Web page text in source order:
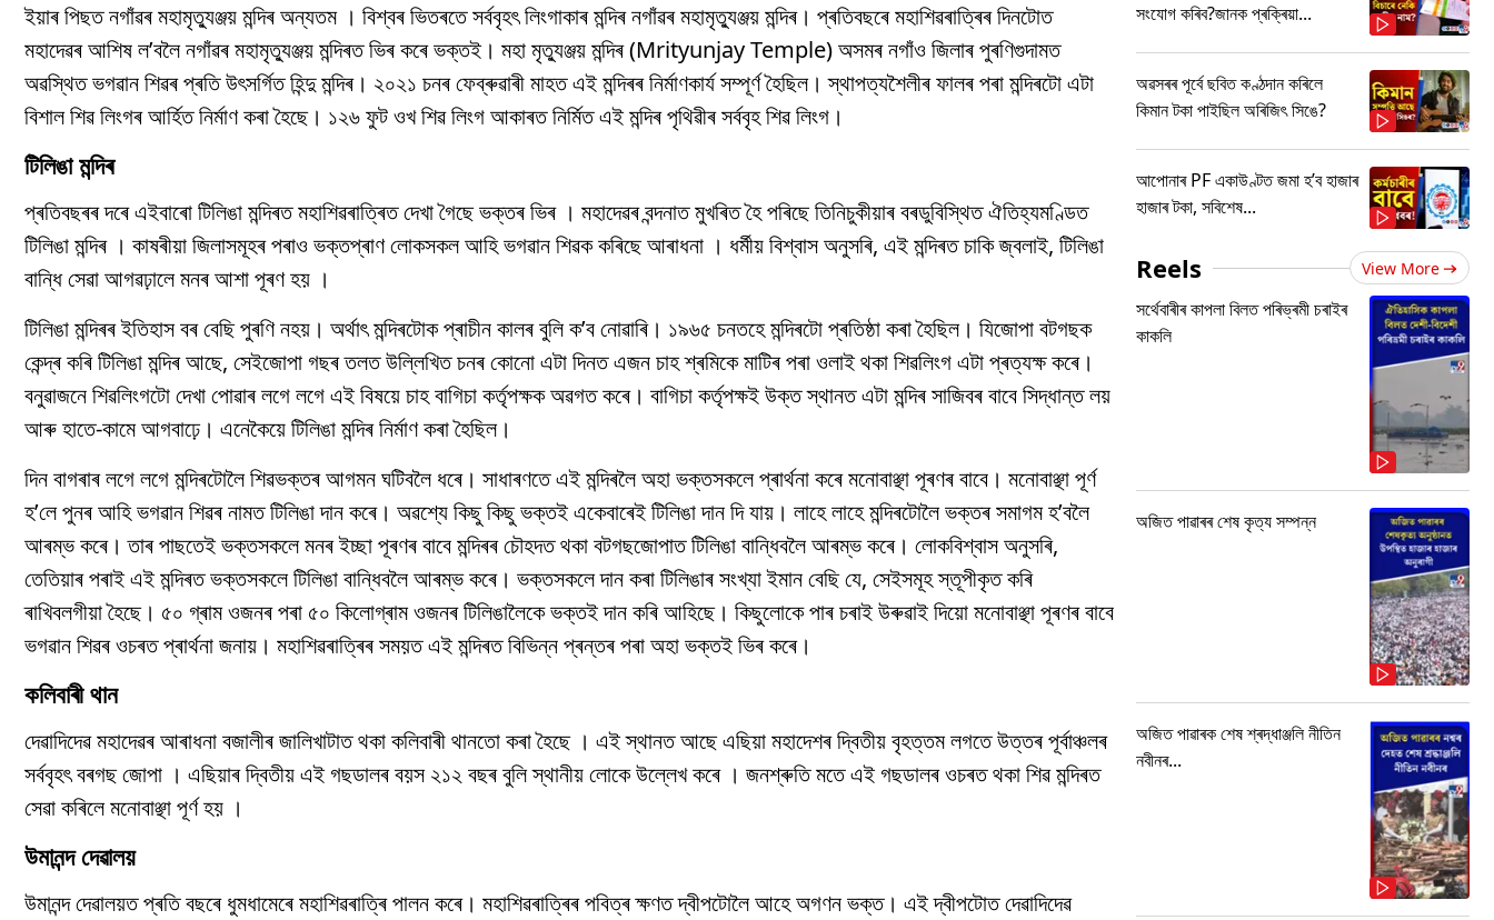
ইয়াৰ পিছত নগাঁৱৰ মহামৃত্যুঞ্জয় মন্দিৰ অন্যতম । বিশ্বৰ ভিতৰতে সৰ্ববৃহৎ লিংগাকাৰ মন্দিৰ নগাঁৱৰ মহামৃত্যুঞ্জয় মন্দিৰ। প্ৰতিবছৰে মহাশিৱৰাত্ৰিৰ দিনটোত
মহাদেৱৰ আশিষ ল’বলৈ নগাঁৱৰ মহামৃত্যুঞ্জয় মন্দিৰত ভিৰ কৰে ভক্তই। মহা মৃত্যুঞ্জয় মন্দিৰ (Mrityunjay Temple) অসমৰ নগাঁও জিলাৰ পুৰণিগুদামত
অৱস্থিত ভগৱান শিৱৰ প্ৰতি উৎসৰ্গিত হিন্দু মন্দিৰ। ২০২১ চনৰ ফেব্ৰুৱাৰী মাহত এই মন্দিৰৰ নিৰ্মাণকাৰ্য সম্পূৰ্ণ হৈছিল। স্থাপত্যশৈলীৰ ফালৰ পৰা মন্দিৰটো এটা
বিশাল শিৱ লিংগৰ আৰ্হিত নিৰ্মাণ কৰা হৈছে। ১২৬ ফুট ওখ শিৱ লিংগ আকাৰত নিৰ্মিত এই মন্দিৰ পৃথিৱীৰ সৰ্ববৃহ শিৱ লিংগ।
টিলিঙা মন্দিৰ
প্ৰতিবছৰৰ দৰে এইবাৰো টিলিঙা মন্দিৰত মহাশিৱৰাত্ৰিত দেখা গৈছে ভক্তৰ ভিৰ । মহাদেৱৰ বন্দনাত মুখৰিত হৈ পৰিছে তিনিচুকীয়াৰ বৰডুবিস্থিত ঐতিহ্যমণ্ডিত
টিলিঙা মন্দিৰ । কাষৰীয়া জিলাসমূহৰ পৰাও ভক্তপ্ৰাণ লোকসকল আহি ভগৱান শিৱক কৰিছে আৰাধনা । ধৰ্মীয় বিশ্বাস অনুসৰি, এই মন্দিৰত চাকি জ্বলাই, টিলিঙা
বান্ধি সেৱা আগৱঢ়ালে মনৰ আশা পূৰণ হয় ।
টিলিঙা মন্দিৰৰ ইতিহাস বৰ বেছি পুৰণি নহয়। অৰ্থাৎ মন্দিৰটোক প্ৰাচীন কালৰ বুলি ক’ব নোৱাৰি। ১৯৬৫ চনতহে মন্দিৰটো প্ৰতিষ্ঠা কৰা হৈছিল। যিজোপা বটগছক
কেন্দ্ৰ কৰি টিলিঙা মন্দিৰ আছে, সেইজোপা গছৰ তলত উল্লিখিত চনৰ কোনো এটা দিনত এজন চাহ শ্ৰমিকে মাটিৰ পৰা ওলাই থকা শিৱলিংগ এটা প্ৰত্যক্ষ কৰে।
বনুৱাজনে শিৱলিংগটো দেখা পোৱাৰ লগে লগে এই বিষয়ে চাহ বাগিচা কৰ্তৃপক্ষক অৱগত কৰে। বাগিচা কৰ্তৃপক্ষই উক্ত স্থানত এটা মন্দিৰ সাজিবৰ বাবে সিদ্ধান্ত লয়
আৰু হাতে-কামে আগবাঢ়ে। এনেকৈয়ে টিলিঙা মন্দিৰ নিৰ্মাণ কৰা হৈছিল।
দিন বাগৰাৰ লগে লগে মন্দিৰটোলৈ শিৱভক্তৰ আগমন ঘটিবলৈ ধৰে। সাধাৰণতে এই মন্দিৰলৈ অহা ভক্তসকলে প্ৰাৰ্থনা কৰে মনোবাঞ্ছা পূৰণৰ বাবে। মনোবাঞ্ছা পূৰ্ণ
হ’লে পুনৰ আহি ভগৱান শিৱৰ নামত টিলিঙা দান কৰে। অৱশ্যে কিছু কিছু ভক্তই একেবাৰেই টিলিঙা দান দি যায়। লাহে লাহে মন্দিৰটোলৈ ভক্তৰ সমাগম হ’বলৈ
আৰম্ভ কৰে। তাৰ পাছতেই ভক্তসকলে মনৰ ইচ্ছা পূৰণৰ বাবে মন্দিৰৰ চৌহদত থকা বটগছজোপাত টিলিঙা বান্ধিবলৈ আৰম্ভ কৰে। লোকবিশ্বাস অনুসৰি,
তেতিয়াৰ পৰাই এই মন্দিৰত ভক্তসকলে টিলিঙা বান্ধিবলৈ আৰম্ভ কৰে। ভক্তসকলে দান কৰা টিলিঙাৰ সংখ্যা ইমান বেছি যে, সেইসমূহ স্তূপীকৃত কৰি
ৰাখিবলগীয়া হৈছে। ৫০ গ্ৰাম ওজনৰ পৰা ৫০ কিলোগ্ৰাম ওজনৰ টিলিঙালৈকে ভক্তই দান কৰি আহিছে। কিছুলোকে পাৰ চৰাই উৰুৱাই দিয়ো মনোবাঞ্ছা পূৰণৰ বাবে
ভগৱান শিৱৰ ওচৰত প্ৰাৰ্থনা জনায়। মহাশিৱৰাত্ৰিৰ সময়ত এই মন্দিৰত বিভিন্ন প্ৰন্তৰ পৰা অহা ভক্তই ভিৰ কৰে।
কলিবাৰী থান
দেৱাদিদেৱ মহাদেৱৰ আৰাধনা বজালীৰ জালিখাটাত থকা কলিবাৰী থানতো কৰা হৈছে । এই স্থানত আছে এছিয়া মহাদেশৰ দ্বিতীয় বৃহত্তম লগতে উত্তৰ পূৰ্বাঞ্চলৰ
সৰ্ববৃহৎ বৰগছ জোপা । এছিয়াৰ দ্বিতীয় এই গছডালৰ বয়স ২১২ বছৰ বুলি স্থানীয় লোকে উল্লেখ কৰে । জনশ্ৰুতি মতে এই গছডালৰ ওচৰত থকা শিৱ মন্দিৰত
সেৱা কৰিলে মনোবাঞ্ছা পূৰ্ণ হয় ।
উমানন্দ দেৱালয়
উমানন্দ দেৱালয়ত প্ৰতি বছৰে ধুমধামেৰে মহাশিৱৰাত্ৰি পালন কৰে। মহাশিৱৰাত্ৰিৰ পবিত্ৰ ক্ষণত দ্বীপটোলৈ আহে অগণন ভক্ত। এই দ্বীপটোত দেৱাদিদেৱ
সংযোগ কৰিব?জানক প্ৰক্ৰিয়া...
অৱসৰৰ পূৰ্বে ছবিত কণ্ঠদান কৰিলে
কিমান টকা পাইছিল অৰিজিৎ সিঙে?
আপোনাৰ PF একাউণ্টত জমা হ’ব হাজাৰ
হাজাৰ টকা, সবিশেষ...
Reels View More
সৰ্থেবাৰীৰ কাপলা বিলত পৰিভ্ৰমী চৰাইৰ
কাকলি
অজিত পাৱাৰৰ শেষ কৃত্য সম্পন্ন
অজিত পাৱাৰক শেষ শ্ৰদ্ধাঞ্জলি নীতিন
নবীনৰ...